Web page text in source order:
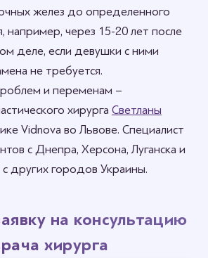
желез до определенного
например, через 15-20 лет после
деле, если девушки с ними
не требуется.
и переменам –
хирурга Светланы
Vidnova во Львове. Специалист
с Днепра, Херсона, Луганска и
других городов Украины.
на консультацию
хирурга